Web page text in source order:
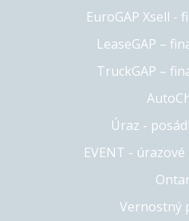
EuroGAP Xsell -
LeaseGAP –
TruckGAP –
Úraz -
EVENT -
Vernostný